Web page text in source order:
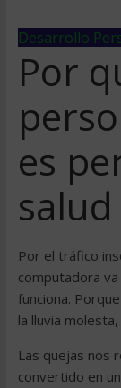
Desarrollo
Por
es
salud
Por el tráfico
computadora
funciona.
la lluvia
Las quejas nos
convertido en